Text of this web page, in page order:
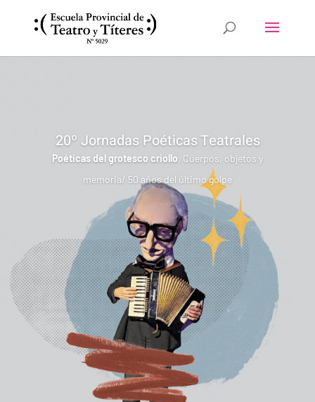
20º Jornadas Poéticas Teatrales
Poéticas del grotesco criollo. Cuerpos, objetos y
memoria/ 50 años del último golpe